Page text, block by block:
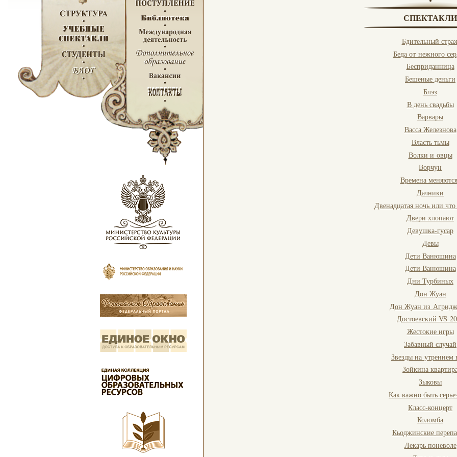
СПЕКТАКЛИ
Бдительный
Беда от нежного
Бесприданница
Бешеные деньги
Блэз
В день свадьбы
Варвары
Васса Железнова
Власть тьмы
Волки и овцы
Ворчун
Времена
Дачники
Двенадцатая ночь или
Двери хлопают
Девушка-гусар
Девы
Дети Ванюшина
Дети Ванюшина
Дни Турбиных
Дон Жуан
Дон Жуан из
Достоевский VS
Жестокие игры
Забавный случай
Звезды на утреннем
Зойкина
Зыковы
Как важно быть
Класс-концерт
Коломба
Кьоджинские
Лекарь поневоле